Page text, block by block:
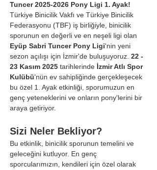
Tuncer 2025-2026 Pony Ligi 1. Ayak!
Türkiye Binicilik Vakfı ve Türkiye Binicilik
Federasyonu (TBF) iş birliğiyle, binicilik
sporunun en değerli ve en neşeli ligi olan
Eyüp Sabri Tuncer Pony Ligi'nin yeni
sezon açılışı için İzmir'de buluşuyoruz. 22 -
23 Kasım 2025 tarihlerinde İzmir Atlı Spor
Kulübü'nün ev sahipliğinde gerçekleşecek
bu özel 1. Ayak etkinliği, sporumuzun en
genç yeteneklerini ve onların pony'lerini bir
araya getiriyor.
Sizi Neler Bekliyor?
Bu etkinlik, binicilik sporunun temelini ve
geleceğini kutluyor. En genç
sporcularımızın, kendileri için özel olarak